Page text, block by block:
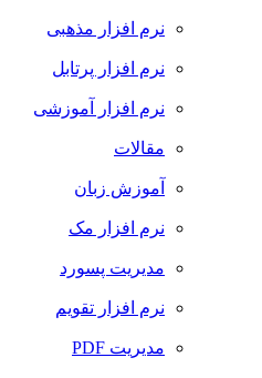
نرم افزار مذهبی
نرم افزار پرتابل
نرم افزار آموزشی
مقالات
آموزش زبان
نرم افزار مک
مدیریت پسورد
نرم افزار تقویم
مدیریت PDF